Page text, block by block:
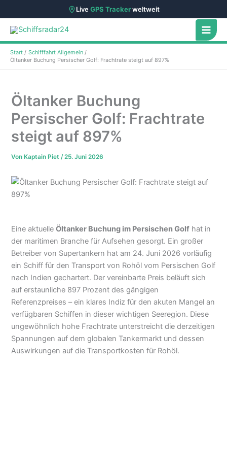
LiveGPS Trackerweltweit
Zum
Inhalt
springen
Start
Schifffahrt Allgemein
Öltanker Buchung Persischer Golf: Frachtrate steigt auf 897%
Öltanker Buchung
Persischer Golf: Frachtrate
steigt auf 897%
Von Kaptain Piet/25. Juni 2026
Eine aktuelleÖltanker Buchung im Persischen Golf hat in
der maritimen Branche für Aufsehen gesorgt. Ein großer
Betreiber von Supertankern hat am 24. Juni 2026 vorläufig
ein Schiff für den Transport von Rohöl vom Persischen Golf
nach Indien gechartert. Der vereinbarte Preis beläuft sich
auf erstaunliche 897 Prozent des gängigen
Referenzpreises – ein klares Indiz für den akuten Mangel an
verfügbaren Schiffen in dieser wichtigen Seeregion. Diese
ungewöhnlich hohe Frachtrate unterstreicht die derzeitigen
Spannungen auf dem globalen Tankermarkt und dessen
Auswirkungen auf die Transportkosten für Rohöl.